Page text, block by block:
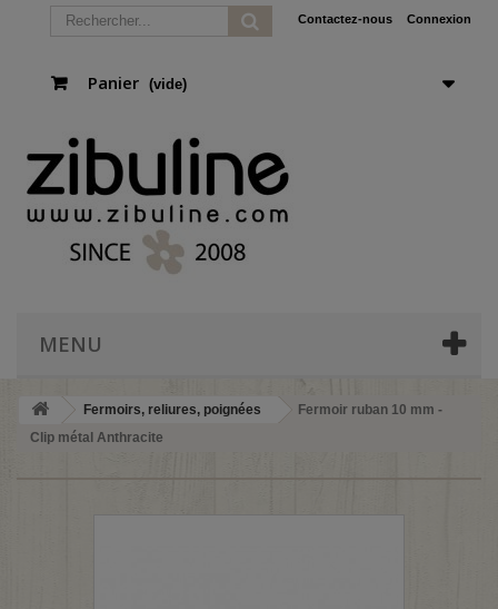
Connexion
Contactez-nous
Panier (vide)
MENU
Fermoirs, reliures, poignées
Fermoir ruban 10 mm -
Clip métal Anthracite